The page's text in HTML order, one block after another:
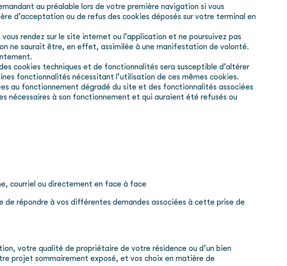
au préalable lors de votre première navigation si vous
d’acceptation ou de refus des cookies déposés sur votre terminal en
rendez sur le site internet ou l’application et ne poursuivez pas
ne saurait être, en effet, assimilée à une manifestation de volonté.
cookies techniques et de fonctionnalités sera susceptible d’altérer
fonctionnalités nécessitant l’utilisation de ces mêmes cookies.
au fonctionnement dégradé du site et des fonctionnalités associées
nécessaires à son fonctionnement et qui auraient été refusés ou
courriel ou directement en face à face
de répondre à vos différentes demandes associées à cette prise de
votre qualité de propriétaire de votre résidence ou d’un bien
projet sommairement exposé, et vos choix en matière de